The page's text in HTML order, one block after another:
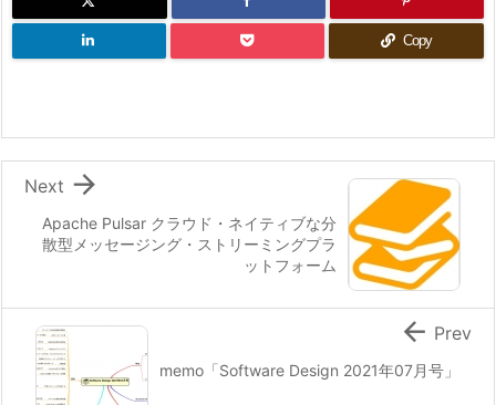
Copy
Apache Pulsar クラウド・ネイティブな分
散型メッセージング・ストリーミングプラ
ットフォーム

Next
memo「Software Design 2021年07月号」
 Prev